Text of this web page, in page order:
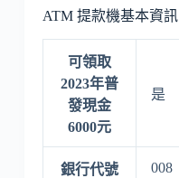
ATM 提款機基本資訊
可領取
2023年普
發現金
6000元
是
銀行代號 008